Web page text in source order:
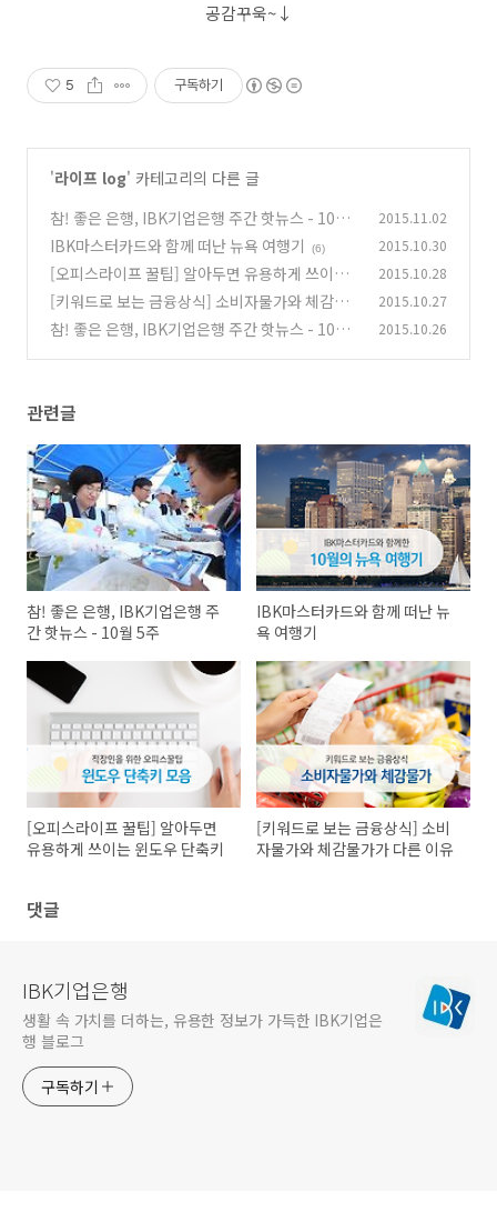
공감꾸욱~↓
5 구독하기
'라이프 log' 카테고리의 다른 글
참! 좋은 은행, IBK기업은행 주간 핫뉴스 - 10월
5주 (0)
2015.11.02
IBK마스터카드와 함께 떠난 뉴욕 여행기 (6) 2015.10.30
[오피스라이프 꿀팁] 알아두면 유용하게 쓰이는
윈도우 단축키
(0)
2015.10.28
[키워드로 보는 금융상식] 소비자물가와 체감물
가가 다른 이유
(0)
2015.10.27
참! 좋은 은행, IBK기업은행 주간 핫뉴스 - 10월
2015.10.26
관련글
참! 좋은 은행, IBK기업은행 주
간 핫뉴스 - 10월 5주
IBK마스터카드와 함께 떠난 뉴
욕 여행기
[오피스라이프 꿀팁] 알아두면
유용하게 쓰이는 윈도우 단축키
[키워드로 보는 금융상식] 소비
자물가와 체감물가가 다른 이유
댓글
IBK기업은행
생활 속 가치를 더하는, 유용한 정보가 가득한 IBK기업은
행 블로그
구독하기